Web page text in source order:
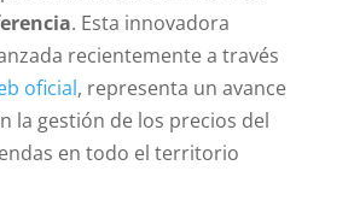
. Esta innovadora
recientemente a través
oficial, representa un avance
la gestión de los precios del
en todo el territorio